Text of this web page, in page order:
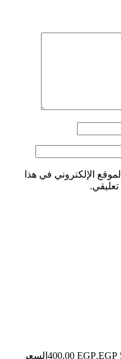
الإلكتروني في هذا
400,00 EGP
السعر